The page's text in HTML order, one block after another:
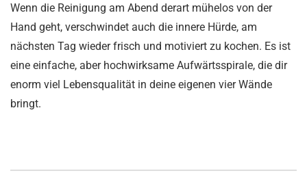
Wenn die Reinigung am Abend derart mühelos von der
Hand geht, verschwindet auch die innere Hürde, am
nächsten Tag wieder frisch und motiviert zu kochen. Es ist
eine einfache, aber hochwirksame Aufwärtsspirale, die dir
enorm viel Lebensqualität in deine eigenen vier Wände
bringt.